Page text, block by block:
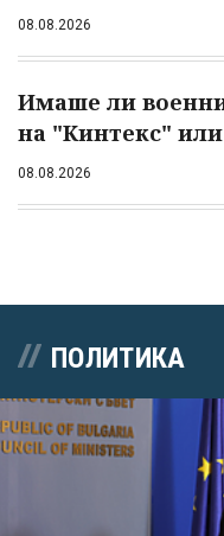
08.08.2026
Имаше ли
на "Кинтекс"
08.08.2026
ПОЛИТИКА